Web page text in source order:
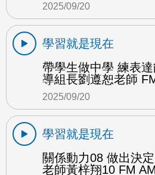
2025/09/20
學習就是現在
帶學生做中學 練表
導組長劉遵恕老師
2025/09/20
學習就是現在
關係動力08 做出決
老師黃梓翔10 FM AM